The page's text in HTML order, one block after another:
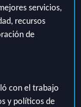
servicios,
recursos
de
con el trabajo
y políticos de